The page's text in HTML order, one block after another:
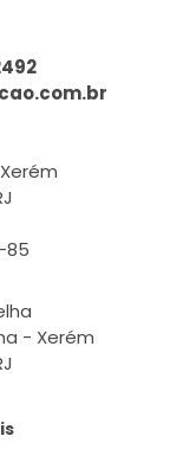
85
- Xerém